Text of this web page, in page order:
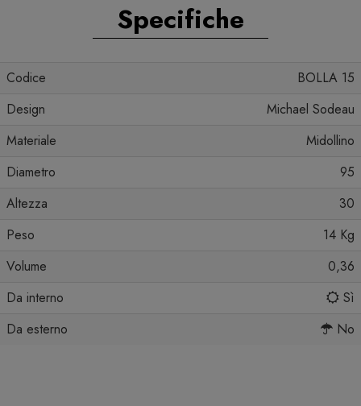
Specifiche
Codice
BOLLA 15
Design
Michael Sodeau
Materiale
Midollino
Diametro
95
Altezza
30
Peso
14 Kg
Volume
0,36
Da interno
Sì
Da esterno
No